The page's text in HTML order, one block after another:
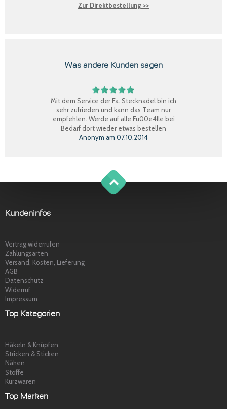
Zur Direktbestellung >>
Was andere Kunden sagen
Mit dem Service der Fa. Stecknadel bin ich
sehr zufrieden und kann das Team nur
empfehlen. Werde auf alle Fu00e4lle bei
Bedarf dort wieder etwas bestellen
Anonym am 07.10.2014
Claudia W.am08.09.2014
Marina S.am22.04.2014
g
o
t
o
o
Kundeninfos
Vertrag widerrufen
Zahlungsarten
Versand, Kosten, Lieferung
AGB
Datenschutz
Widerruf
Impressum
Top Kategorien
Häkeln & Knüpfen
Stricken & Sticken
Nähen
Stoffe
Kurzwaren
Top Marken